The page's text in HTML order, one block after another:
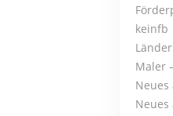
keinfb
Maler